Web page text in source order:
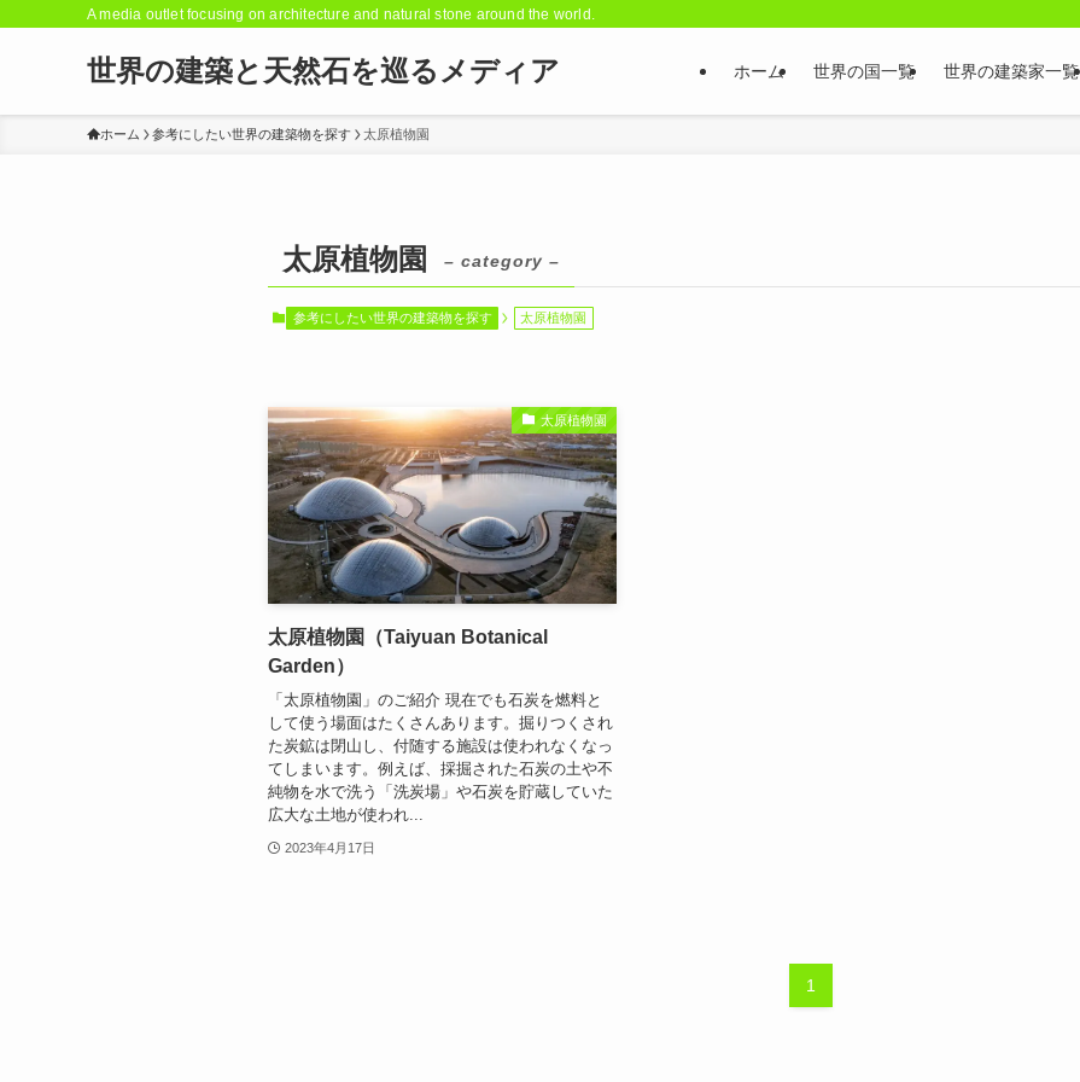
A media outlet focusing on architecture and natural stone around the world.
世界の建築と天然石を巡るメディア ホーム 世界の国一覧 世界の建築家一覧
ホーム 参考にしたい世界の建築物を探す 太原植物園
太原植物園 – category –
参考にしたい世界の建築物を探す 太原植物園
太原植物園
太原植物園（Taiyuan Botanical
Garden）
「太原植物園」のご紹介 現在でも石炭を燃料と
して使う場面はたくさんあります。掘りつくされ
た炭鉱は閉山し、付随する施設は使われなくなっ
てしまいます。例えば、採掘された石炭の土や不
純物を水で洗う「洗炭場」や石炭を貯蔵していた
広大な土地が使われ...
2023年4月17日
1